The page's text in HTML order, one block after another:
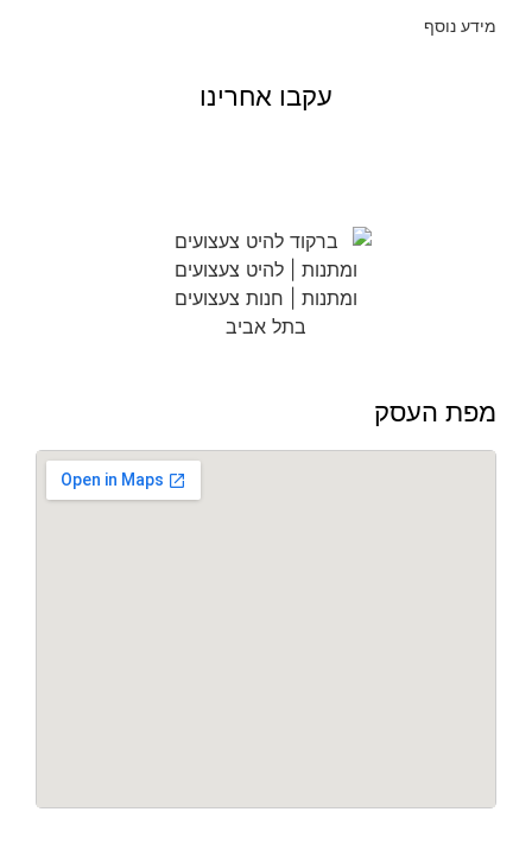
מידע נוסף
עקבו אחרינו
מפת העסק